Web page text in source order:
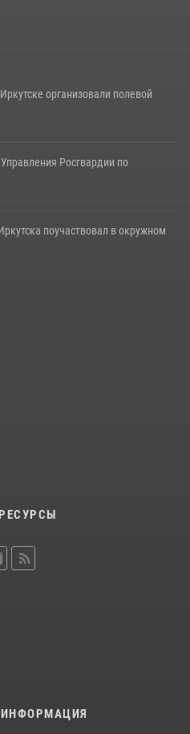
организовали полевой
Росгвардии по
поучаствовал в окружном
ИНФОРМАЦИЯ